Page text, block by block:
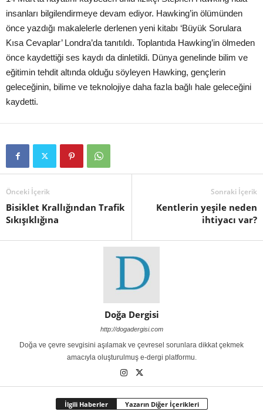
insanları bilgilendirmeye devam ediyor. Hawking’in ölümünden
önce yazdığı makalelerle derlenen yeni kitabı ‘Büyük Sorulara
Kısa Cevaplar’ Londra’da tanıtıldı. Toplantıda Hawking’in ölmeden
önce kaydettiği ses kaydı da dinletildi. Dünya genelinde bilim ve
eğitimin tehdit altında olduğu söyleyen Hawking, gençlerin
geleceğinin, bilime ve teknolojiye daha fazla bağlı hale geleceğini
kaydetti.
Önceki İçerik
Bisiklet Krallığından Trafik
Sıkışıklığına
Sonraki İçerik
Kentlerin yeşile neden
ihtiyacı var?
Doğa Dergisi
http://dogadergisi.com
Doğa ve çevre sevgisini aşılamak ve çevresel sorunlara dikkat çekmek
amacıyla oluşturulmuş e-dergi platformu.
İlgili Haberler Yazarın Diğer İçerikleri